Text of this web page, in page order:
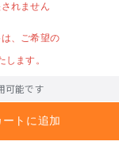
れません
、ご希望の
ます。
可能です
ートに追加